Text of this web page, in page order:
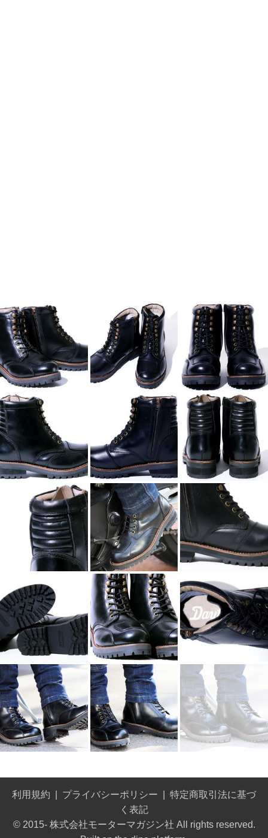
利用規約 プライバシーポリシー
特定商取引法に基づ
く表記
© 2015- 株式会社モーターマガジン社 All rights reserved.